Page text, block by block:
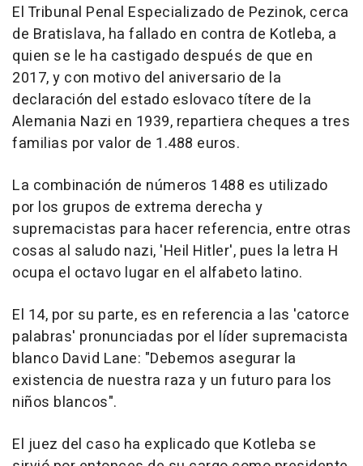
El Tribunal Penal Especializado de Pezinok, cerca
de Bratislava, ha fallado en contra de Kotleba, a
quien se le ha castigado después de que en
2017, y con motivo del aniversario de la
declaración del estado eslovaco títere de la
Alemania Nazi en 1939, repartiera cheques a tres
familias por valor de 1.488 euros.
La combinación de números 1488 es utilizado
por los grupos de extrema derecha y
supremacistas para hacer referencia, entre otras
cosas al saludo nazi, 'Heil Hitler', pues la letra H
ocupa el octavo lugar en el alfabeto latino.
El 14, por su parte, es en referencia a las 'catorce
palabras' pronunciadas por el líder supremacista
blanco David Lane: "Debemos asegurar la
existencia de nuestra raza y un futuro para los
niños blancos".
El juez del caso ha explicado que Kotleba se